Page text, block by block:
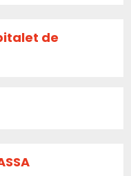
de